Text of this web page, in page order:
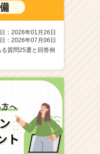
：2026年01月26日
：2026年07月06日
る質問25選と回答例